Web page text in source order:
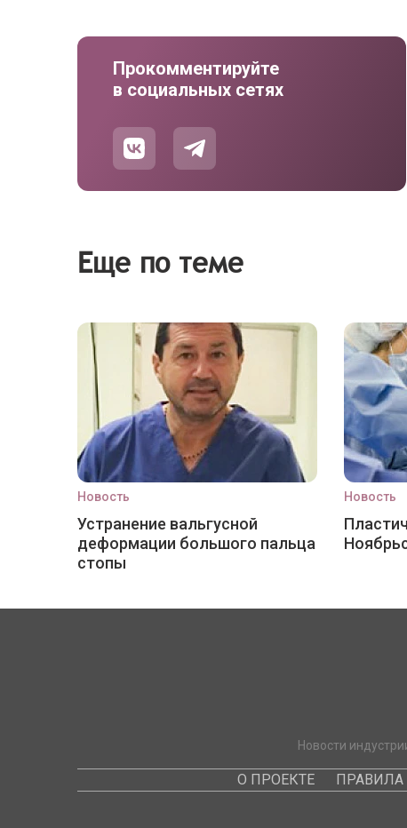
Прокомментируйте
в социальных сетях
Еще по теме
Новость
Устранение вальгусной
деформации большого пальца
стопы
Новость
Новости
О ПРОЕКТЕ ПРАВИЛА